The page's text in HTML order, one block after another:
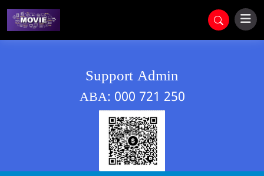
Support Admin
ABA: 000 721 250